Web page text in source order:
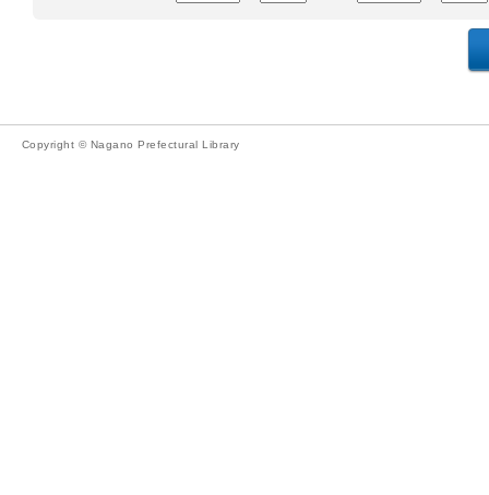
Copyright © Nagano Prefectural Library